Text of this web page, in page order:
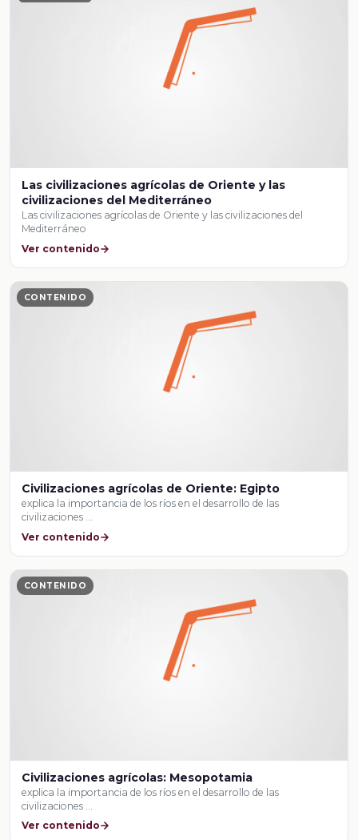
Las civilizaciones agrícolas de Oriente y las
civilizaciones del Mediterráneo
Las civilizaciones agrícolas de Oriente y las civilizaciones del
Mediterráneo
Ver contenido
CONTENIDO
Civilizaciones agrícolas de Oriente: Egipto
explica la importancia de los ríos en el desarrollo de las
civilizaciones …
Ver contenido
CONTENIDO
Civilizaciones agrícolas: Mesopotamia
explica la importancia de los ríos en el desarrollo de las
civilizaciones …
Ver contenido